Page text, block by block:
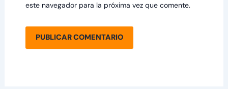
este navegador para la próxima vez que comente.